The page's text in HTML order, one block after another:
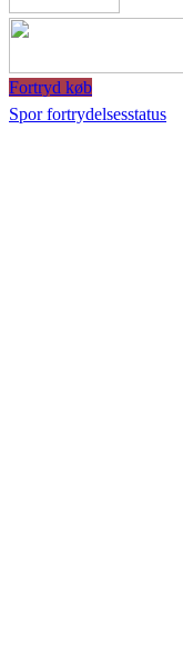
Fortryd køb
Spor fortrydelsesstatus